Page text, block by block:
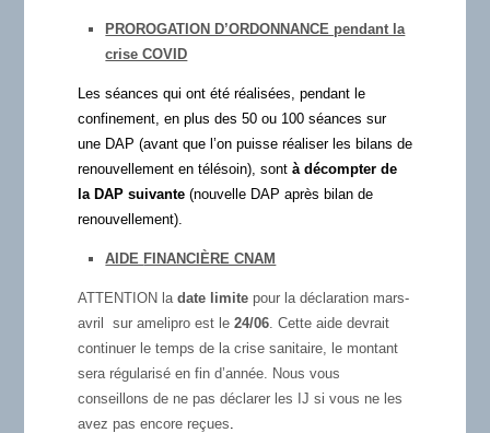
PROROGATION D’ORDONNANCE pendant la
crise COVID
Les séances qui ont été réalisées, pendant le
confinement, en plus des 50 ou 100 séances sur
une DAP (avant que l’on puisse réaliser les bilans de
renouvellement en télésoin), sont à décompter de
la DAP suivante(nouvelle DAP après bilan de
renouvellement).
AIDE FINANCIÈRE CNAM
ATTENTION la date limitepour la déclaration mars-
avril sur amelipro est le 24/06. Cette aide devrait
continuer le temps de la crise sanitaire, le montant
sera régularisé en fin d’année. Nous vous
conseillons de ne pas déclarer les IJ si vous ne les
avez pas encore reçues